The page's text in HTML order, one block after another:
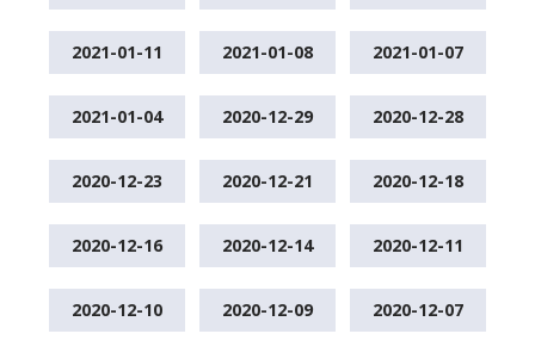
2021-01-11 2021-01-08 2021-01-07
2021-01-04 2020-12-29 2020-12-28
2020-12-23 2020-12-21 2020-12-18
2020-12-16 2020-12-14 2020-12-11
2020-12-10 2020-12-09 2020-12-07